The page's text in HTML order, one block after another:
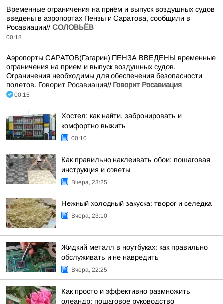
Временные ограничения на приём и выпуск воздушных судов
введены в аэропортах Пензы и Саратова, сообщили в
Росавиации// СОЛОВЬЁВ
00:18
Аэропорты САРАТОВ(Гагарин) ПЕНЗА ВВЕДЕНЫ временные
ограничения на прием и выпуск воздушных судов.
Ограничения необходимы для обеспечения безопасности
полетов. Говорит Росавиация// Говорит Росавиация
00:15
Хостел: как найти, забронировать и
комфортно выжить
00:10
Как правильно наклеивать обои: пошаговая
инструкция и советы
Вчера, 23:25
Нежный холодный закуска: творог и селедка
Вчера, 23:10
Жидкий металл в ноутбуках: как правильно
обслуживать и не навредить
Вчера, 22:25
Как просто и эффективно размножить
олеандр: пошаговое руководство